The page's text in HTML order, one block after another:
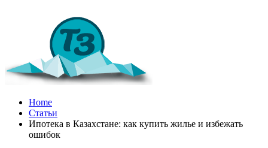
Home
Статьи
Ипотека в Казахстане: как купить жилье и избежать
ошибок